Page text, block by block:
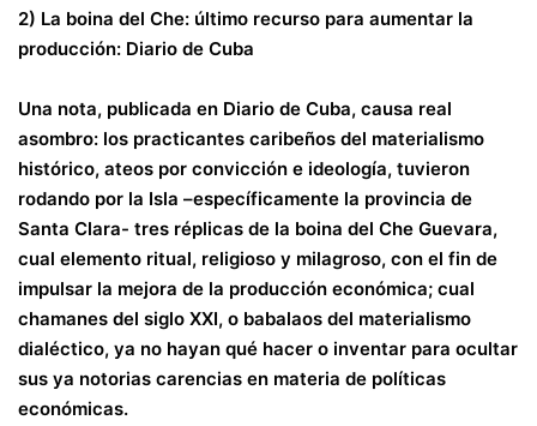
2) La boina del Che: último recurso para aumentar la
producción: Diario de Cuba
Una nota, publicada en Diario de Cuba, causa real
asombro: los practicantes caribeños del materialismo
histórico, ateos por convicción e ideología, tuvieron
rodando por la Isla –específicamente la provincia de
Santa Clara- tres réplicas de la boina del Che Guevara,
cual elemento ritual, religioso y milagroso, con el fin de
impulsar la mejora de la producción económica; cual
chamanes del siglo XXI, o babalaos del materialismo
dialéctico, ya no hayan qué hacer o inventar para ocultar
sus ya notorias carencias en materia de políticas
económicas.